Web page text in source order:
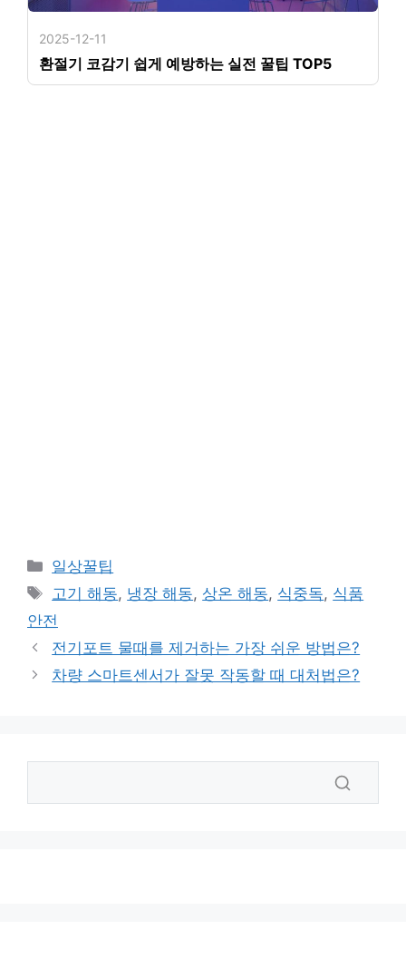
2025-12-11
환절기 코감기 쉽게 예방하는 실전 꿀팁 TOP5
카
테
리
일상꿀팁
태
그
고기 해동, 냉장 해동, 상온 해동, 식중독, 식품
안전
전기포트 물때를 제거하는 가장 쉬운 방법은?
차량 스마트센서가 잘못 작동할 때 대처법은?